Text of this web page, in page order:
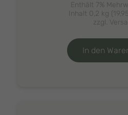
Enthält 7%
Inhalt 0,2 kg (19,95
zzgl.
In den